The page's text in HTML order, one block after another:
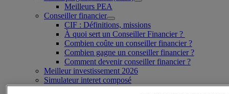
Meilleurs PEA
Conseiller financier
CIF : Définitions, missions
À quoi sert un Conseiller Financier ?
Combien coûte un conseiller financier ?
Combien gagne un conseiller financier ?
Comment devenir conseiller financier ?
Meilleur investissement 2026
Simulateur interet composé
Impôts